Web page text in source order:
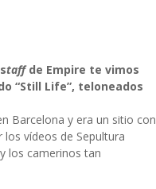
taffde Empire te vimos
“Still Life”, teloneados
Barcelona y era un sitio con
vídeos de Sepultura
los camerinos tan